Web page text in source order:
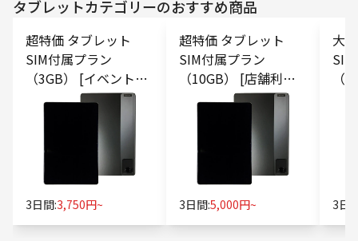
タブレットカテゴリーのおすすめ商品
超特価 タブレット
SIM付属プラン
（3GB） [イベント・
展示会向け]
3日間:3,750円~
超特価 タブレット
SIM付属プラン
（10GB） [店舗利
用・POSレジ向け]
3日間:5,000円~
大
（
3日